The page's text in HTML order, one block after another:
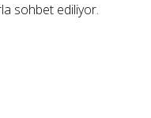
sohbet ediliyor.